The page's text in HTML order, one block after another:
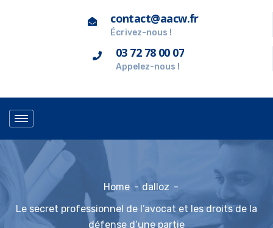
contact@aacw.fr
Écrivez-nous !
03 72 78 00 07
Appelez-nous !
Home
dalloz
Le secret professionnel de l’avocat et les droits de la
défense d’une partie